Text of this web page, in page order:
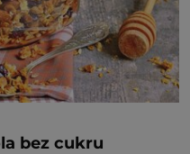
bez cukru